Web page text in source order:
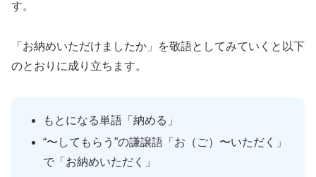
す。
「お納めいただけましたか」を敬語としてみていくと以下
のとおりに成り立ちます。
もとになる単語「納める」
“〜してもらう”の謙譲語「お（ご）〜いただく」
で「お納めいただく」